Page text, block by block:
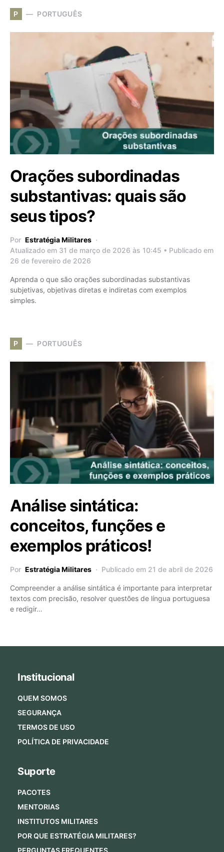
P PORTUGUÊS
Orações subordinadas
substantivas: quais são
seus tipos?
Por Estratégia Militares
Atualizado em 31 de março de 2026 às 10:45 • Publicado em
26 de fevereiro de 2026
Aprenda o que são orações subordinadas substantivas
subjetivas, objetivas diretas e indiretas com exemplos
simples.
P PORTUGUÊS
Análise sintática:
conceitos, funções e
exemplos práticos!
Por Estratégia Militares Publicado em 21 de abril de 2026
Compreender a análise sintática é importante para interpretar
textos com precisão, resolver questões de língua portuguesa
e redigir…
Institucional
QUEM SOMOS
SEGURANÇA
TERMOS DE USO
POLÍTICA DE PRIVACIDADE
Suporte
PACOTES
MENTORIAS
INSTITUTOS MILITARES
POR QUE ESTRATÉGIA MILITARES?
PERGUNTAS FREQUENTES